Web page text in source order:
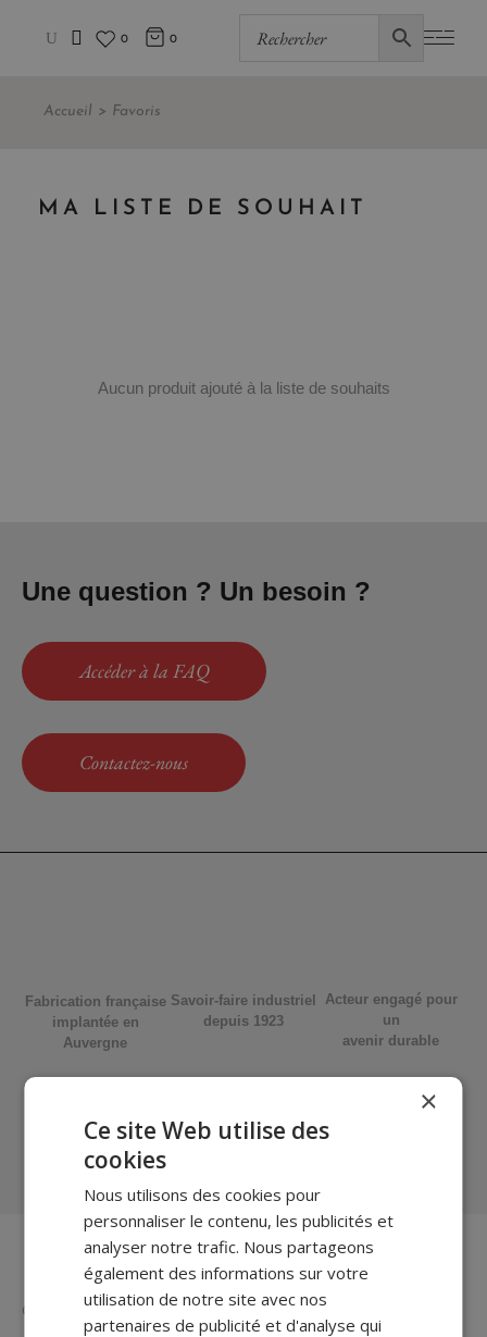
0 0
Accueil Favoris
MA LISTE DE SOUHAIT
Aucun produit ajouté à la liste de souhaits
Une question ? Un besoin ?
Accéder à la FAQ
Contactez-nous
Fabrication française
implantée en
Auvergne
Savoir-faire industriel
depuis 1923
Acteur engagé pour
un
avenir durable
Système de
paiement sécurisé
Contactez-nous
×
Ce site Web utilise des
cookies
Nous utilisons des cookies pour
personnaliser le contenu, les publicités et
analyser notre trafic. Nous partageons
également des informations sur votre
utilisation de notre site avec nos
partenaires de publicité et d'analyse qui